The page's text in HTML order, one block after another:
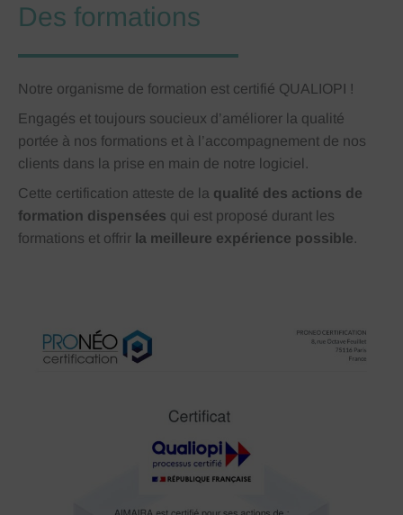
Des formations
Notre organisme de formation est certifié QUALIOPI !
Engagés et toujours soucieux d’améliorer la qualité
portée à nos formations et à l’accompagnement de nos
clients dans la prise en main de notre logiciel.
Cette certification atteste de la qualité des actions de
formation dispensées qui est proposé durant les
formations et offrir la meilleure expérience possible.